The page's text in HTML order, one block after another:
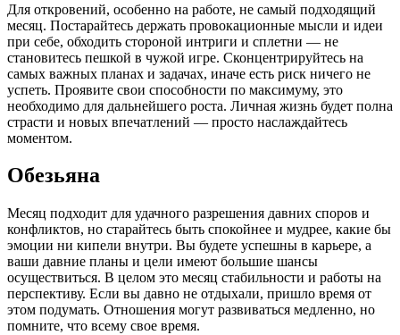
Для откровений, особенно на работе, не самый подходящий
месяц. Постарайтесь держать провокационные мысли и идеи
при себе, обходить стороной интриги и сплетни — не
становитесь пешкой в чужой игре. Сконцентрируйтесь на
самых важных планах и задачах, иначе есть риск ничего не
успеть. Проявите свои способности по максимуму, это
необходимо для дальнейшего роста. Личная жизнь будет полна
страсти и новых впечатлений — просто наслаждайтесь
моментом.
Обезьяна
Месяц подходит для удачного разрешения давних споров и
конфликтов, но старайтесь быть спокойнее и мудрее, какие бы
эмоции ни кипели внутри. Вы будете успешны в карьере, а
ваши давние планы и цели имеют большие шансы
осуществиться. В целом это месяц стабильности и работы на
перспективу. Если вы давно не отдыхали, пришло время от
этом подумать. Отношения могут развиваться медленно, но
помните, что всему свое время.